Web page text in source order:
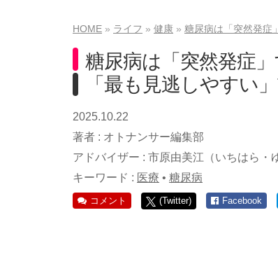
HOME ライフ 健康 糖尿病は「突然発症
糖尿病は「突然発症
「最も見逃しやすい
2025.10.22
著者 : オトナンサー編集部
アドバイザー : 市原由美江（いちはら・
キーワード : 医療 • 糖尿病
コメント (Twitter) Facebook